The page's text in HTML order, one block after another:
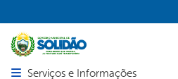
Serviços e Informações